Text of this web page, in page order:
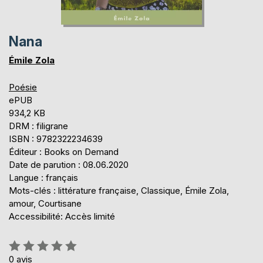
Nana
Émile Zola
Poésie
ePUB
934,2 KB
DRM : filigrane
ISBN : 9782322234639
Éditeur : Books on Demand
Date de parution : 08.06.2020
Langue : français
Mots-clés : littérature française, Classique, Émile Zola,
amour, Courtisane
Accessibilité: Accès limité
Évaluation:
0%
0 avis